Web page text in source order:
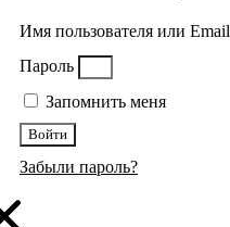
Имя пользователя или Email
Пароль
Запомнить меня
Войти
Забыли пароль?